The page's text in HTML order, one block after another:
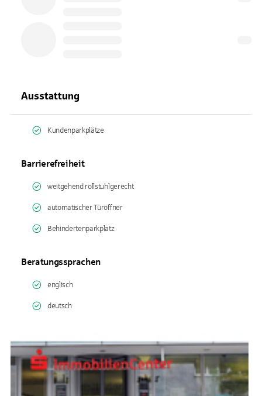
Ausstattung
Kundenparkplätze
Barrierefreiheit
weitgehend rollstuhlgerecht
automatischer Türöffner
Behindertenparkplatz
Beratungssprachen
englisch
deutsch